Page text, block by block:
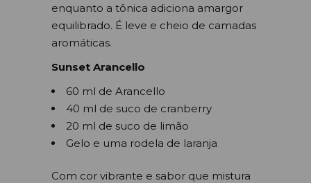
enquanto a tônica adiciona amargor
equilibrado. É leve e cheio de camadas
aromáticas.
Sunset Arancello
60 ml de Arancello
40 ml de suco de cranberry
20 ml de suco de limão
Gelo e uma rodela de laranja
Com cor vibrante e sabor que mistura